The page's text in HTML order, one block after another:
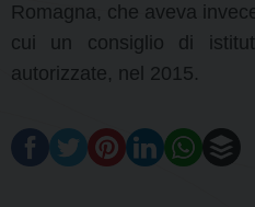
Romagna, che aveva
cui un consiglio di
autorizzate, nel 2015.